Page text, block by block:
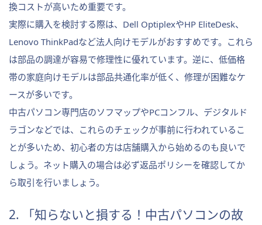
換コストが高いため重要です。
実際に購入を検討する際は、Dell OptiplexやHP EliteDesk、
Lenovo ThinkPadなど法人向けモデルがおすすめです。これら
は部品の調達が容易で修理性に優れています。逆に、低価格
帯の家庭向けモデルは部品共通化率が低く、修理が困難なケ
ースが多いです。
中古パソコン専門店のソフマップやPCコンフル、デジタルド
ラゴンなどでは、これらのチェックが事前に行われているこ
とが多いため、初心者の方は店舗購入から始めるのも良いで
しょう。ネット購入の場合は必ず返品ポリシーを確認してか
ら取引を行いましょう。
2. 「知らないと損する！中古パソコンの故